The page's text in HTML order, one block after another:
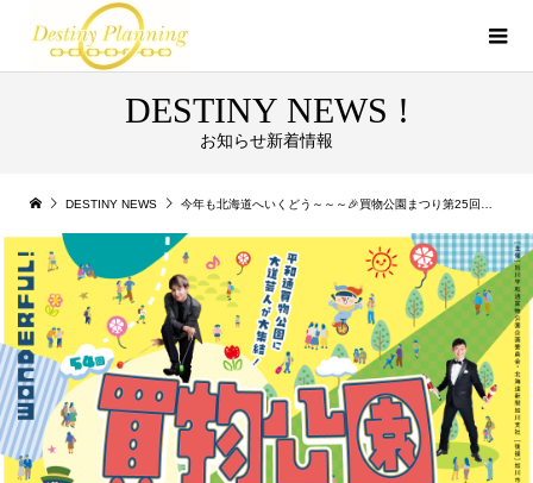
DESTINY NEWS !
お知らせ新着情報
DESTINY NEWS 今年も北海道へいくどう～～～🎉買物公園まつり第25回大道芸フェスティバルinあさひかわ2026